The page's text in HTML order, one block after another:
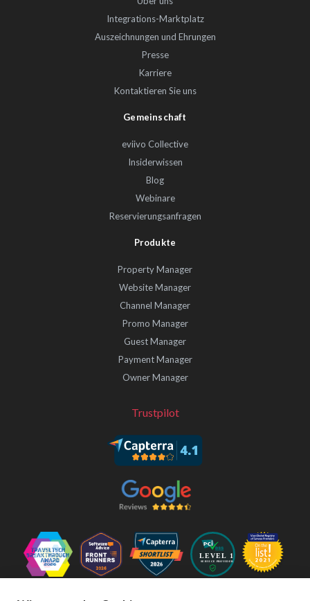
Integrations-Marktplatz
Auszeichnungen und Ehrungen
Presse
Karriere
Kontaktieren Sie uns
Gemeinschaft
eviivo Collective
Insiderwissen
Blog
Webinare
Reservierungsanfragen
Produkte
Property Manager
Website Manager
Channel Manager
Promo Manager
Guest Manager
Payment Manager
Owner Manager
Trustpilot